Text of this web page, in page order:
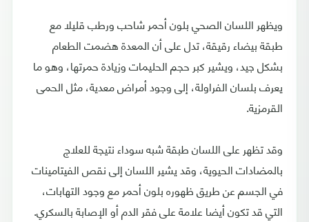
ويظهر اللسان الصحي بلون أحمر شاحب ورطب قليلا مع
طبقة بيضاء رقيقة، تدل على أن المعدة هضمت الطعام
بشكل جيد، ويشير كبر حجم الحليمات وزيادة حمرتها، وهو ما
يعرف بلسان الفراولة، إلى وجود أمراض معدية، مثل الحمى
القرمزية.
وقد تظهر على اللسان طبقة شبه سوداء نتيجة للعلاج
بالمضادات الحيوية، وقد يشير اللسان إلى نقص الفيتامينات
في الجسم عن طريق ظهوره بلون أحمر مع وجود التهابات،
التي قد تكون أيضا علامة على فقر الدم أو الإصابة بالسكري.